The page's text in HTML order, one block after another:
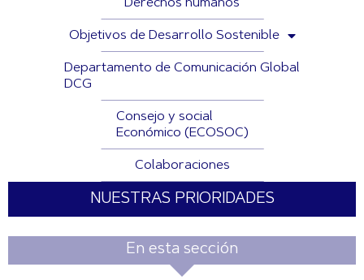
Derechos humanos
Objetivos de Desarrollo Sostenible
Departamento de Comunicación Global
DCG
Consejo y social
Económico (ECOSOC)
Colaboraciones
NUESTRAS PRIORIDADES
En esta sección